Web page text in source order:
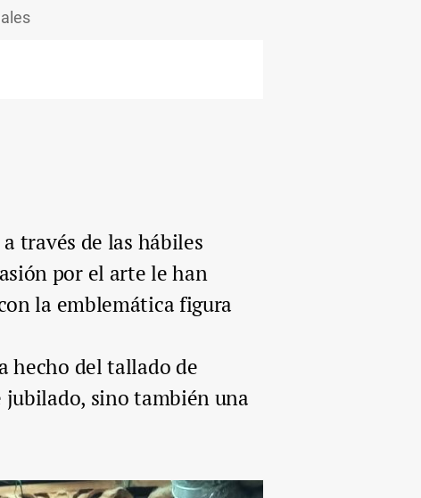
través de las hábiles
por el arte le han
la emblemática figura
hecho del tallado de
jubilado, sino también una